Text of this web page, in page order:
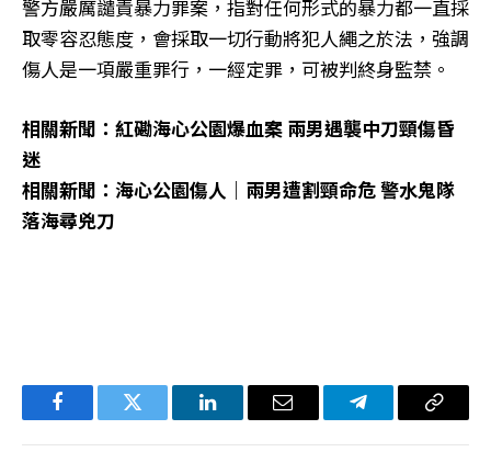
警方嚴厲譴責暴力罪案，指對任何形式的暴力都一直採
取零容忍態度，會採取一切行動將犯人繩之於法，強調
傷人是一項嚴重罪行，一經定罪，可被判終身監禁。
相關新聞：紅磡海心公園爆血案 兩男遇襲中刀頸傷昏
迷
相關新聞：海心公園傷人｜兩男遭割頸命危 警水鬼隊
落海尋兇刀
FacebookTwitter LinkedIn电
Telegram复